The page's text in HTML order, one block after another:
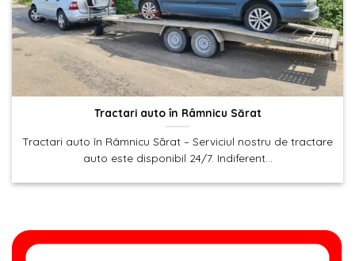
Tractari auto în Râmnicu Sărat
Tractari auto în Râmnicu Sărat – Serviciul nostru de tractare
auto este disponibil 24/7. Indiferent...